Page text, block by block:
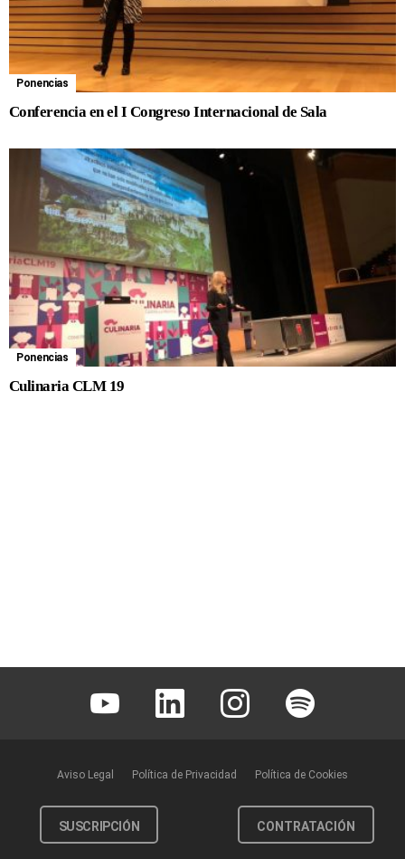
Ponencias
Conferencia en el I Congreso Internacional de Sala
Ponencias
Culinaria CLM 19
Linkedin Instagram Spotify
Aviso Legal Política de Privacidad Política de Cookies
SUSCRIPCIÓN CONTRATACIÓN